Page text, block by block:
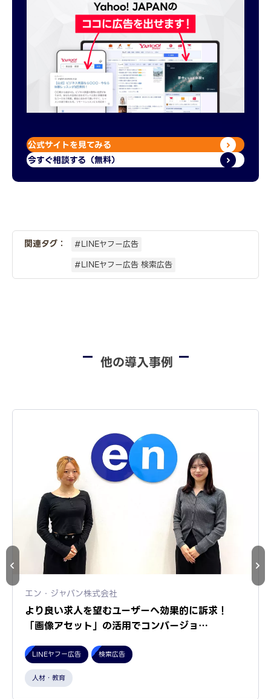
公式サイトを見てみる
今すぐ相談する（無料）
関連タグ：
#LINEヤフー広告
#LINEヤフー広告 検索広告
他の導入事例
エン・ジャパン株式会社
より良い求人を望むユーザーへ効果的に訴求！
「画像アセット」の活用でコンバージョ…
LINEヤフー広告 検索広告
人材・教育